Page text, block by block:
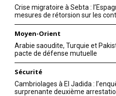
Crise migratoire à Sebta :
mesures de rétorsion sur les
Moyen-Orient
Arabie saoudite, Turquie et
pacte de défense mutuelle
Sécurité
Cambriolages à El Jadida :
surprenante deuxième